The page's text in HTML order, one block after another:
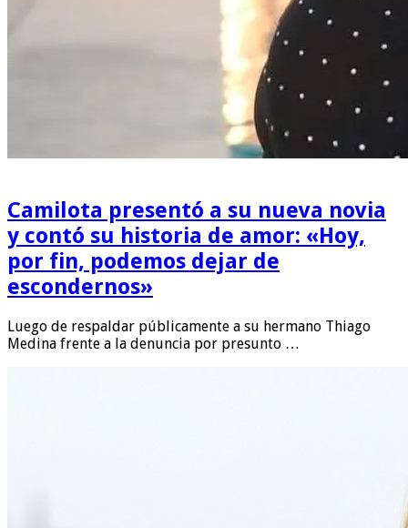
Camilota presentó a su nueva novia
y contó su historia de amor: «Hoy,
por fin, podemos dejar de
escondernos»
Luego de respaldar públicamente a su hermano Thiago
Medina frente a la denuncia por presunto …